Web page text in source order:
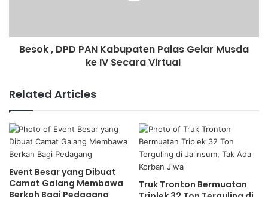
Besok , DPD PAN Kabupaten Palas Gelar Musda
ke IV Secara Virtual
Related Articles
Event Besar yang Dibuat
Camat Galang Membawa
Berkah Bagi Pedagang
Truk Tronton Bermuatan